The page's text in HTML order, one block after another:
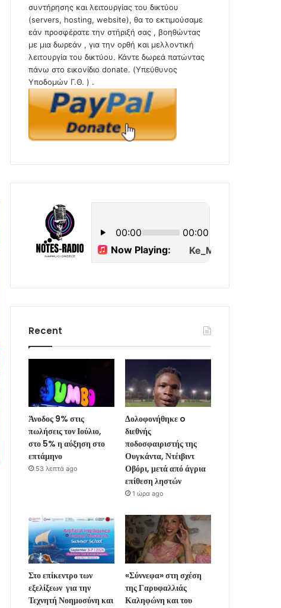
συντήρησης και λειτουργίας του δικτύου
(servers, hosting, website), θα το εκτιμούσαμε
εάν προσφέρατε την στήριξή σας , βοηθώντας
με μια δωρεάν , για την ορθή και μελλοντική
λειτουργία του δικτύου. Κάντε δωρεά πατώντας
πάνω στο εικονίδιο donate. (Υπεύθυνος
Υποδομών Γ.Θ. ) .
Recent
Άνοδος 9% στις
πωλήσεις τον Ιούλιο,
στο 5% η αύξηση στο
επτάμηνο
53 λεπτά ago
Δολοφονήθηκε o
διεθνής
ποδοσφαιριστής της
Ουγκάντα, Ντέιβιντ
Οβόρι, μετά από άγρια
επίθεση ληστών
1 ώρα ago
Στο επίκεντρο των
εξελίξεων για την
Τεχνητή Νοημοσύνη και
«Σύννεφα» στη σχέση
της Γαρυφαλλιάς
Καληφώνη και του